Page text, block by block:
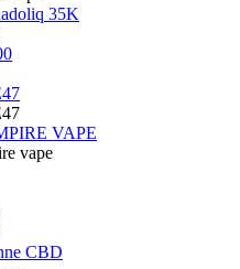
35K
VAPE
vape
CBD